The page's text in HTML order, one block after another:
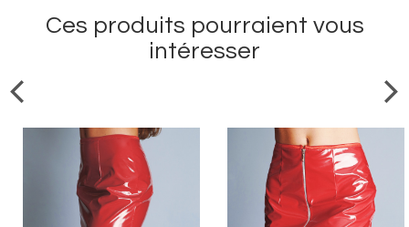
Ces produits pourraient vous
intéresser